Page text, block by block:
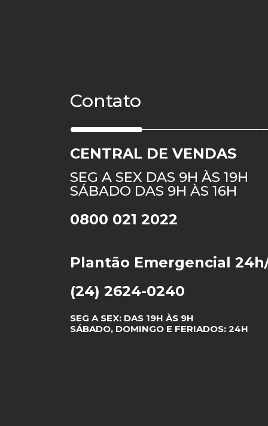
Contato
CENTRAL DE VENDAS
SEG A SEX DAS 9H ÀS 19H
SÁBADO DAS 9H ÀS 16H
0800 021 2022
Plantão Emergencial
(24) 2624-0240
SEG A SEX: DAS 19H ÀS 9H
SÁBADO, DOMINGO E FERIADOS: 24H